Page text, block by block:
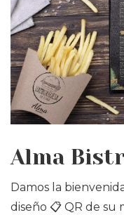
Alma
Damos la
diseño 📋 QR de su